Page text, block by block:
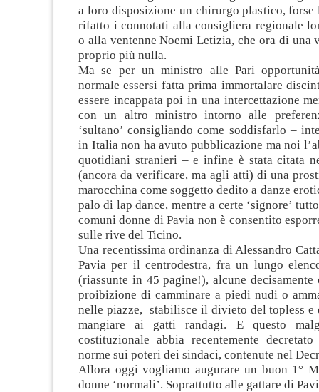
a loro disposizione un chirurgo plastico, forse
rifatto i connotati alla consigliera regionale
o alla ventenne Noemi Letizia, che ora di una
proprio più nulla.
Ma se per un ministro alle Pari
normale essersi fatta prima immortalare
essere incappata poi in una intercettazione
con un altro ministro intorno alle
‘sultano’ consigliando come soddisfarlo –
in Italia non ha avuto pubblicazione ma noi
quotidiani stranieri – e infine è stata citata
(ancora da verificare, ma agli atti) di una
marocchina come soggetto dedito a danze
palo di lap dance, mentre a certe ‘signore’
comuni donne di Pavia non è consentito
sulle rive del Ticino.
Una recentissima ordinanza di Alessandro
Pavia per il centrodestra, fra un lungo
(riassunte in 45 pagine!), alcune decisamente
proibizione di camminare a piedi nudi o
nelle piazze, stabilisce il divieto del topless e
mangiare ai gatti randagi. E questo
costituzionale abbia recentemente
norme sui poteri dei sindaci, contenute nel
Allora oggi vogliamo augurare un buon 1°
donne ‘normali’. Soprattutto alle gattare di